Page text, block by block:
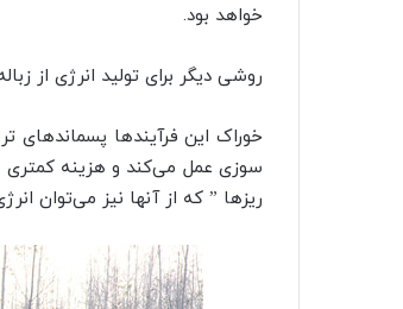
خواهد بود.
روشی دیگر برای تولید انرژی از
خوراک این فرآیندها
ریزها ” که از آنها نیز می‌توان